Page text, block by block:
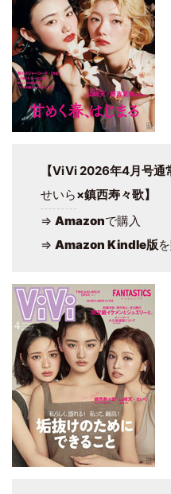
【ViVi 2026年4月号
せいら×鎮西寿々歌】
⇒ Amazonで購入
⇒ Amazon Kindle版